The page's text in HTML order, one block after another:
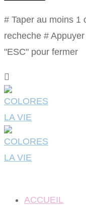
# Taper au moins 1
recheche #
"ESC" pour fermer
ACCUEIL